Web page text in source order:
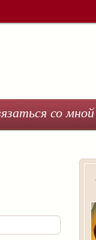
со мной